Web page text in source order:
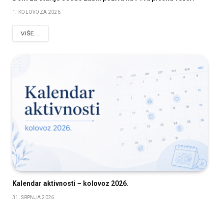
1. KOLOVOZA 2026.
VIŠE...
Kalendar aktivnosti – kolovoz 2026.
31. SRPNJA 2026.